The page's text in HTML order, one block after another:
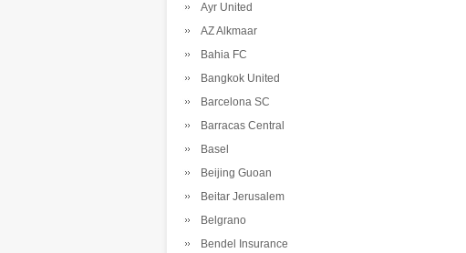
Ayr United
AZ Alkmaar
Bahia FC
Bangkok United
Barcelona SC
Barracas Central
Basel
Beijing Guoan
Beitar Jerusalem
Belgrano
Bendel Insurance